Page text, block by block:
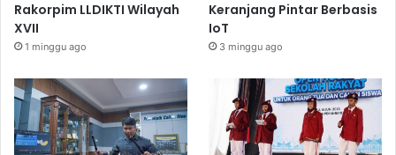
Rakorpim LLDIKTI Wilayah
XVII
1 minggu ago
Keranjang Pintar Berbasis
IoT
3 minggu ago